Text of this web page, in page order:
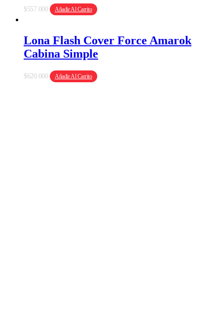
$557.000 Añadir Al Carrito
Lona Flash Cover Force Amarok
Cabina Simple
$620.000 Añadir Al Carrito